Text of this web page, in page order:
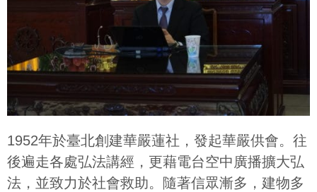
1952年於臺北創建華嚴蓮社，發起華嚴供會。往
後遍走各處弘法講經，更藉電台空中廣播擴大弘
法，並致力於社會救助。隨著信眾漸多，建物多